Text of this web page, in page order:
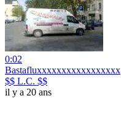
0:02
Bastafluxxxxxxxxxxxxxxxxx
$$ L.C. $$
il y a 20 ans